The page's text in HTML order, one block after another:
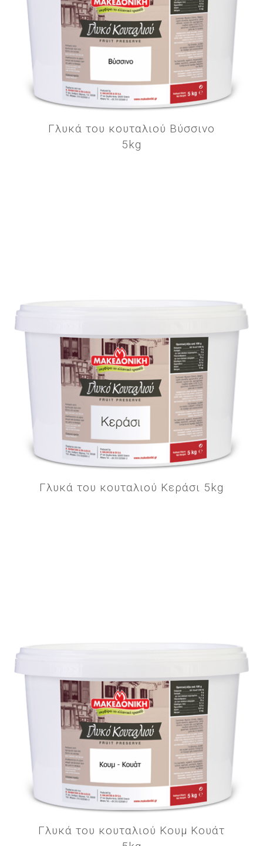
Γλυκά του κουταλιού Βύσσινο
5kg
Γλυκά του κουταλιού Κεράσι 5kg
Γλυκά του κουταλιού Κουμ Κουάτ